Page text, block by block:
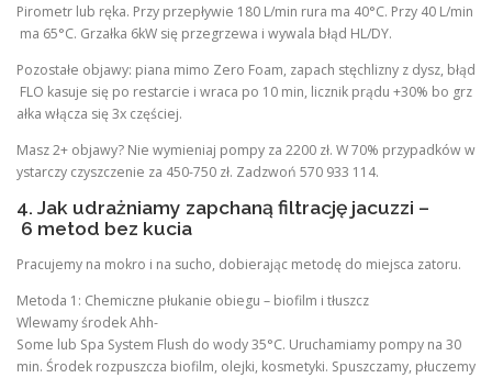
Pirometr lub ręka. Przy przepływie 180 L/min rura ma 40°C. Przy 40 L/min
ma 65°C. Grzałka 6kW się przegrzewa i wywala błąd HL/DY.
Pozostałe objawy: piana mimo Zero Foam, zapach stęchlizny z dysz, błąd
FLO kasuje się po restarcie i wraca po 10 min, licznik prądu +30% bo grz
ałka włącza się 3x częściej.
Masz 2+ objawy? Nie wymieniaj pompy za 2200 zł. W 70% przypadków w
ystarczy czyszczenie za 450-750 zł. Zadzwoń 570 933 114.
4. Jak udrażniamy zapchaną filtrację jacuzzi –
6 metod bez kucia
Pracujemy na mokro i na sucho, dobierając metodę do miejsca zatoru.
Metoda 1: Chemiczne płukanie obiegu – biofilm i tłuszcz
Wlewamy środek Ahh-
Some lub Spa System Flush do wody 35°C. Uruchamiamy pompy na 30
min. Środek rozpuszcza biofilm, olejki, kosmetyki. Spuszczamy, płuczemy